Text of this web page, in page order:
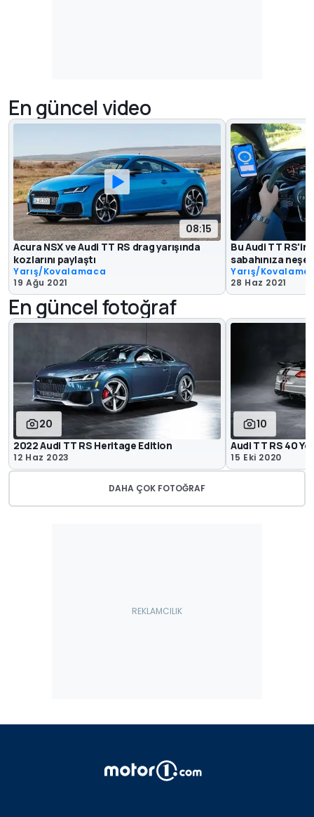
En güncel video
08:15
Acura NSX ve Audi TT RS drag yarışında
kozlarını paylaştı
Yarış/Kovalamaca
19 Ağu 2021
Bu Audi TT RS'in
sabahınıza
Yarış/
28 Haz 2021
En güncel fotoğraf
20
2022 Audi TT RS Heritage Edition
12 Haz 2023
10
Audi TT RS 40
15 Eki 2020
DAHA ÇOK FOTOĞRAF